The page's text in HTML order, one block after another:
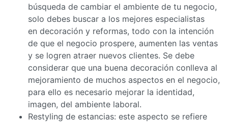
búsqueda de cambiar el ambiente de tu negocio,
solo debes buscar a los mejores especialistas
en decoración y reformas, todo con la intención
de que el negocio prospere, aumenten las ventas
y se logren atraer nuevos clientes. Se debe
considerar que una buena decoración conlleva al
mejoramiento de muchos aspectos en el negocio,
para ello es necesario mejorar la identidad,
imagen, del ambiente laboral.
Restyling de estancias: este aspecto se refiere